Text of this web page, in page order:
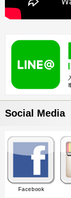
Social Media
Facebook